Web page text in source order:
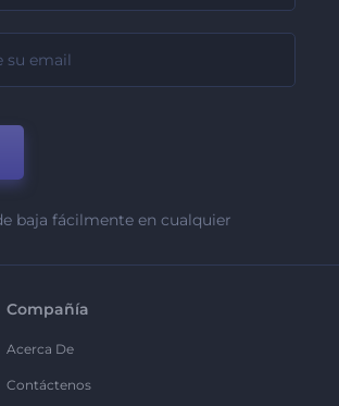
baja fácilmente en cualquier
Compañía
Acerca De
Contáctenos